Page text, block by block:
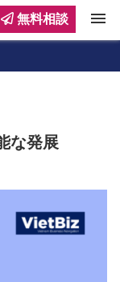
な発展
無料相談 menu